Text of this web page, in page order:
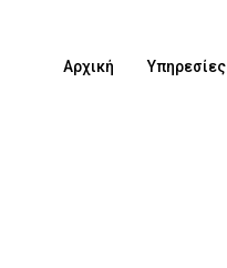
Αρχική Υπηρεσίες